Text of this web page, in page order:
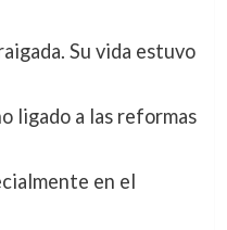
Su vida estuvo
ligado a las reformas
en el